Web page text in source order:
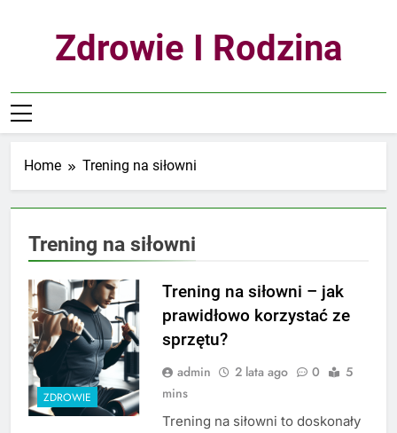
Zdrowie I Rodzina
Home Trening na siłowni
Trening na siłowni
ZDROWIE
Trening na siłowni – jak
prawidłowo korzystać ze
sprzętu?
admin 2 lata ago 0
5
mins
Trening na siłowni to doskonały